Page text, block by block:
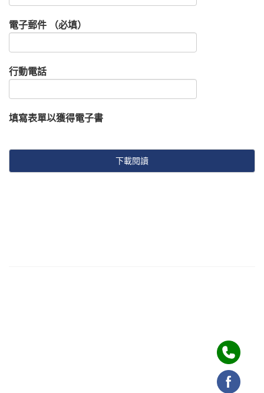
電子郵件 （必填）
行動電話
填寫表單以獲得電子書